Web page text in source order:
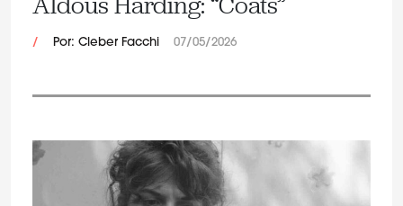
/ Por: Cleber Facchi 07/05/2026